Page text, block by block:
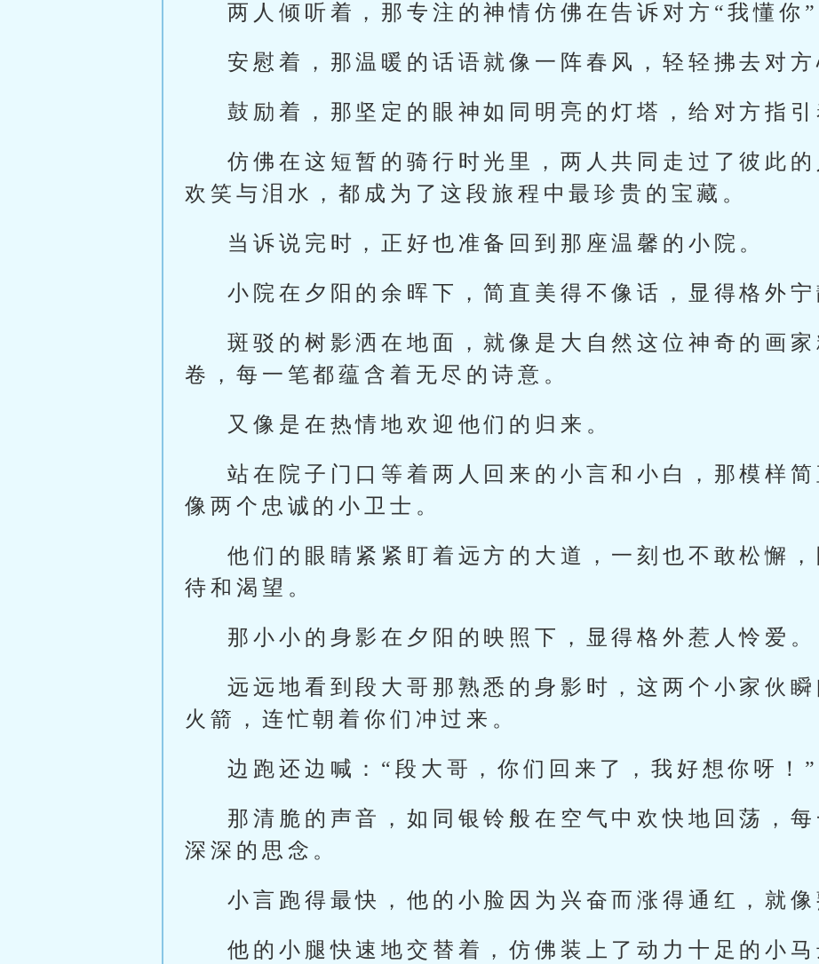
两人倾听着，那专注的神情仿佛在告诉对方“我懂你”
安慰着，那温暖的话语就像一阵春风，轻轻拂去对方
鼓励着，那坚定的眼神如同明亮的灯塔，给对方指引
仿佛在这短暂的骑行时光里，两人共同走过了彼此
欢笑与泪水，都成为了这段旅程中最珍贵的宝藏。
当诉说完时，正好也准备回到那座温馨的小院。
小院在夕阳的余晖下，简直美得不像话，显得格外宁
斑驳的树影洒在地面，就像是大自然这位神奇的画
卷，每一笔都蕴含着无尽的诗意。
又像是在热情地欢迎他们的归来。
站在院子门口等着两人回来的小言和小白，那模样
像两个忠诚的小卫士。
他们的眼睛紧紧盯着远方的大道，一刻也不敢松懈
待和渴望。
那小小的身影在夕阳的映照下，显得格外惹人怜爱。
远远地看到段大哥那熟悉的身影时，这两个小家伙
火箭，连忙朝着你们冲过来。
边跑还边喊：“段大哥，你们回来了，我好想你呀！”
那清脆的声音，如同银铃般在空气中欢快地回荡，
深深的思念。
小言跑得最快，他的小脸因为兴奋而涨得通红，就像
他的小腿快速地交替着，仿佛装上了动力十足的小